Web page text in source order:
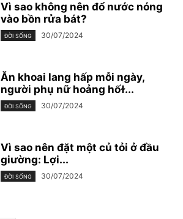
Vì sao không nên đổ nước nóng
vào bồn rửa bát?
ĐỜI SỐNG 30/07/2024
Ăn khoai lang hấp mỗi ngày,
người phụ nữ hoảng hốɫ...
ĐỜI SỐNG 30/07/2024
Vì sao nên đặt một củ tỏi ở đầu
giường: Lợi...
ĐỜI SỐNG 30/07/2024